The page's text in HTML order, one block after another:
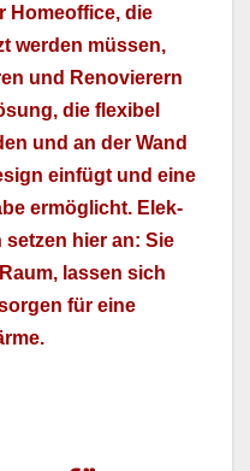
Home­of­fice, die
wer­den müssen,
und Ren­ovier­ern
die flex­i­bel
und an der Wand
ein­fügt und eine
ermöglicht. Elek­
hier an: Sie
lassen sich
für eine